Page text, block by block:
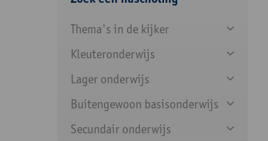
Thema's in de kijker
Kleuteronderwijs
Lager onderwijs
Buitengewoon basisonderwijs
Secundair onderwijs